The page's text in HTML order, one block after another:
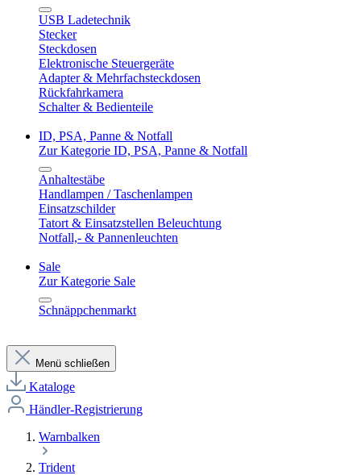
USB Ladetechnik
Stecker
Steckdosen
Elektronische Steuergeräte
Adapter & Mehrfachsteckdosen
Rückfahrkamera
Schalter & Bedienteile
ID, PSA, Panne & Notfall
Zur Kategorie ID, PSA, Panne & Notfall
Anhaltestäbe
Handlampen / Taschenlampen
Einsatzschilder
Tatort & Einsatzstellen Beleuchtung
Notfall,- & Pannenleuchten
Sale
Zur Kategorie Sale
Schnäppchenmarkt
Menü schließen
Kataloge
Händler-Registrierung
Warnbalken
Trident